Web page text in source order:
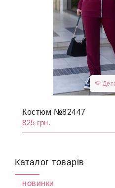
Костюм №82447
825 грн.
Каталог товарів
НОВИНКИ